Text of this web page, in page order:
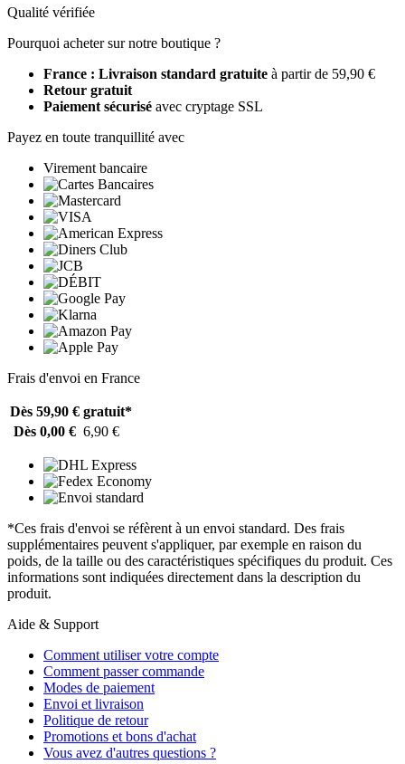
Qualité vérifiée
Pourquoi acheter sur notre boutique ?
France : Livraison standard gratuite à partir de 59,90 €
Retour gratuit
Paiement sécurisé avec cryptage SSL
Payez en toute tranquillité avec
Virement bancaire
Frais d'envoi en France
Dès 59,90 € gratuit*
Dès 0,00 € 6,90 €
*Ces frais d'envoi se réfèrent à un envoi standard. Des frais
supplémentaires peuvent s'appliquer, par exemple en raison du
poids, de la taille ou des caractéristiques spécifiques du produit. Ces
informations sont indiquées directement dans la description du
produit.
Aide & Support
Comment utiliser votre compte
Comment passer commande
Modes de paiement
Envoi et livraison
Politique de retour
Promotions et bons d'achat
Vous avez d'autres questions ?